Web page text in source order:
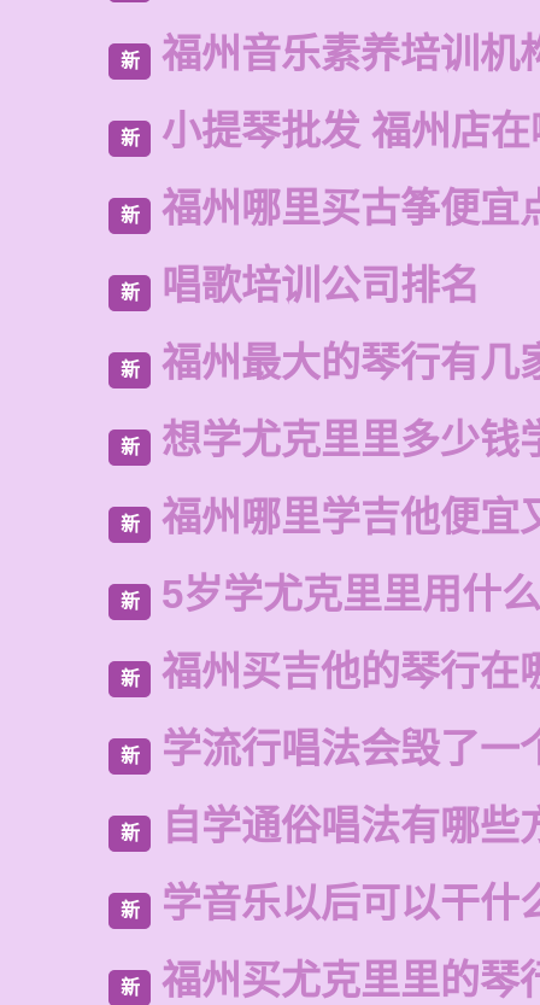
新 福州音乐素养培训机
新 小提琴批发 福州店
新 福州哪里买古筝便宜
新 唱歌培训公司排名
新 福州最大的琴行有几
新 想学尤克里里多少钱
新 福州哪里学吉他便宜
新 5岁学尤克里里用什
新 福州买吉他的琴行在
新 学流行唱法会毁了一
新 自学通俗唱法有哪些
新 学音乐以后可以干什
新 福州买尤克里里的琴